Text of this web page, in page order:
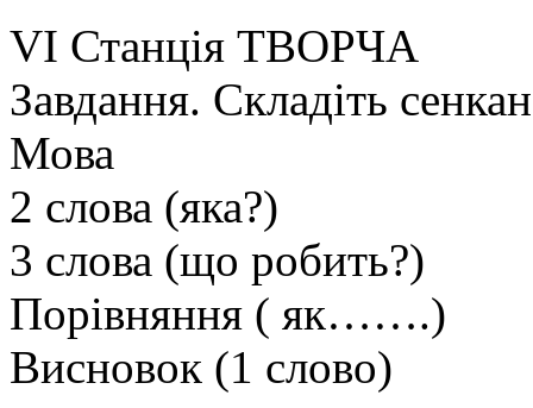
VΙ Станція ТВОРЧА
Завдання. Складіть
Мова
2 слова (яка?)
3 слова (що робить?)
Порівняння ( як…….)
Висновок (1 слово)